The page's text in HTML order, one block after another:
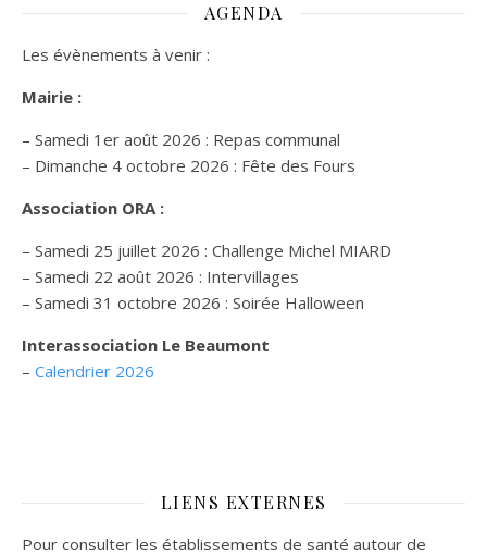
AGENDA
Les évènements à venir :
Mairie :
– Samedi 1er août 2026 : Repas communal
– Dimanche 4 octobre 2026 : Fête des Fours
Association ORA :
– Samedi 25 juillet 2026 : Challenge Michel MIARD
– Samedi 22 août 2026 : Intervillages
– Samedi 31 octobre 2026 : Soirée Halloween
Interassociation Le Beaumont
– Calendrier 2026
LIENS EXTERNES
Pour consulter les établissements de santé autour de